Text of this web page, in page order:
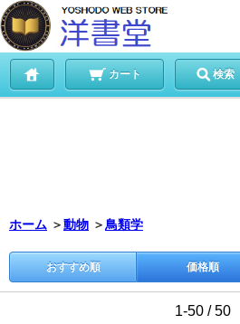
カート 検索
ホーム ＞動物 ＞鳥類学
おすすめ順 価格順
1-50 / 50